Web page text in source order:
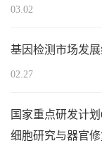
03.02
基因检测市场发
02.27
国家重点研发计
细胞研究与器官修